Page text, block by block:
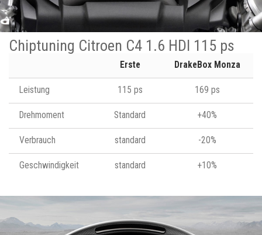
Chiptuning Citroen C4 1.6 HDI 115 ps
Erste DrakeBox Monza
Leistung 115 ps 169 ps
Drehmoment Standard +40%
Verbrauch standard -20%
Geschwindigkeit standard +10%